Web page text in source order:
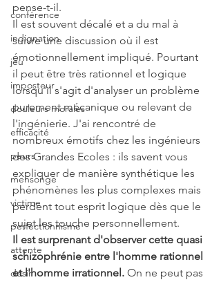
conférence
indignation
jeu
imposteur
douleurs morales
efficacité
peurs
mensonge
victime
perfectionnisme
attente
désir
pense-t-il.
Il est souvent décalé et a du mal à
suivre une discussion où il est
émotionnellement impliqué. Pourtant
il peut être très rationnel et logique
lorsqu'il s'agit d'analyser un problème
purement mécanique ou relevant de
l'ingénierie. J'ai rencontré de
nombreux émotifs chez les ingénieurs
des Grandes Ecoles : ils savent vous
expliquer de manière synthétique les
phénomènes les plus complexes mais
perdent tout esprit logique dès que le
sujet les touche personnellement.
Il est surprenant d'observer cette quasi
schizophrénie entre l'homme rationnel
et l'homme irrationnel. On ne peut pas